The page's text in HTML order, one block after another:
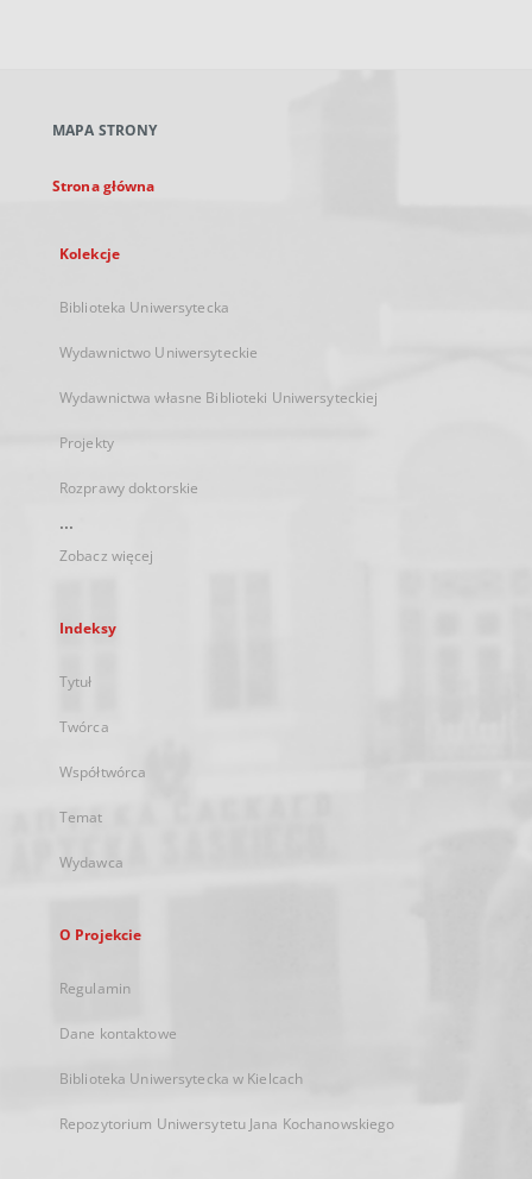
karcie
MAPA STRONY
Strona główna
Kolekcje
Biblioteka Uniwersytecka
Wydawnictwo Uniwersyteckie
Wydawnictwa własne Biblioteki Uniwersyteckiej
Projekty
Rozprawy doktorskie
...
Zobacz więcej
Indeksy
Tytuł
Twórca
Współtwórca
Temat
Wydawca
O Projekcie
Regulamin
Dane kontaktowe
Biblioteka Uniwersytecka w Kielcach
Repozytorium Uniwersytetu Jana Kochanowskiego